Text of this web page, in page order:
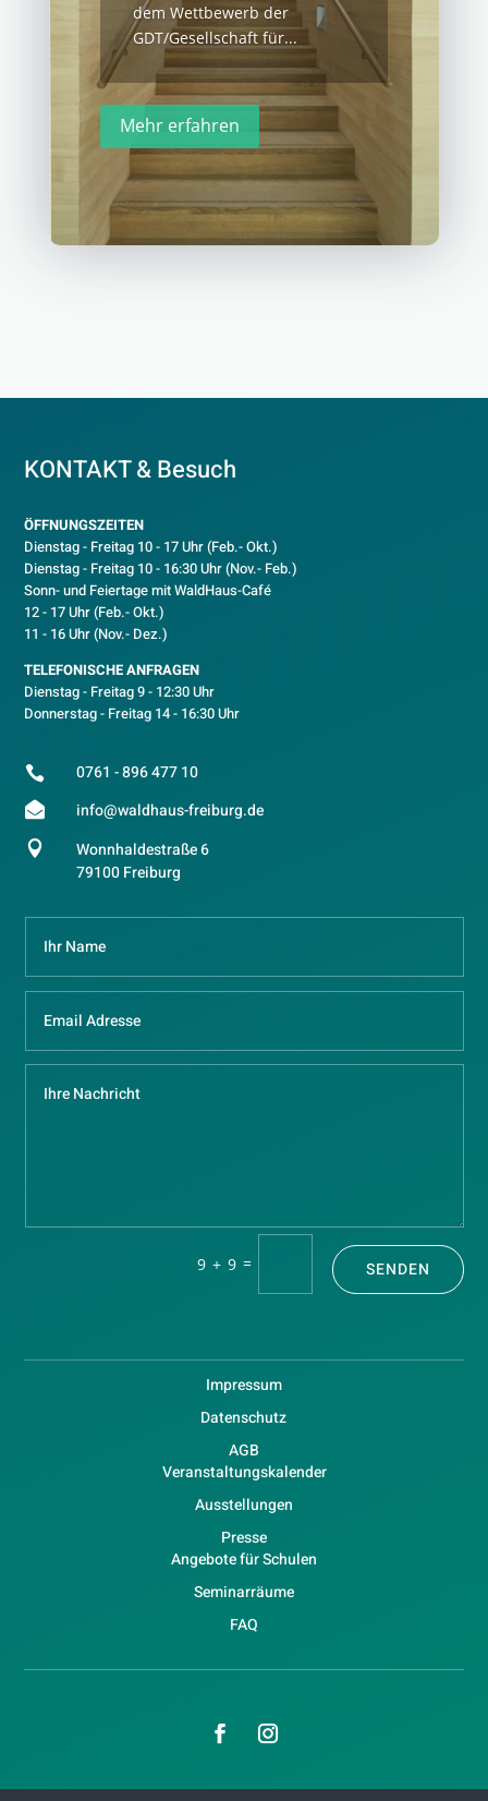
dem Wettbewerb der
GDT/Gesellschaft für...
Mehr erfahren
KONTAKT & Besuch
ÖFFNUNGSZEITEN
Dienstag - Freitag 10 - 17 Uhr (Feb.- Okt.)
Dienstag - Freitag 10 - 16:30 Uhr (Nov.- Feb.)
Sonn- und Feiertage mit WaldHaus-Café
12 - 17 Uhr (Feb.- Okt.)
11 - 16 Uhr (Nov.- Dez.)
TELEFONISCHE ANFRAGEN
Dienstag - Freitag 9 - 12:30 Uhr
Donnerstag - Freitag 14 - 16:30 Uhr
 0761 - 896 477 10
 info@waldhaus-freiburg.de

Wonnhaldestraße 6
79100 Freiburg
9 + 9 = SENDEN
Impressum
Datenschutz
AGB
Veranstaltungskalender
Ausstellungen
Presse
Angebote für Schulen
Seminarräume
FAQ